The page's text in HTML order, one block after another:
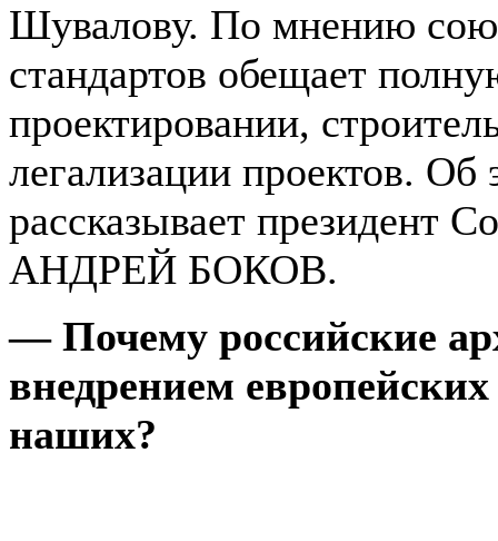
Шувалову. По мнению
стандартов обещает
проектировании,
легализации проектов.
рассказывает президент
АНДРЕЙ БОКОВ.
— Почему российские
внедрением
наших?